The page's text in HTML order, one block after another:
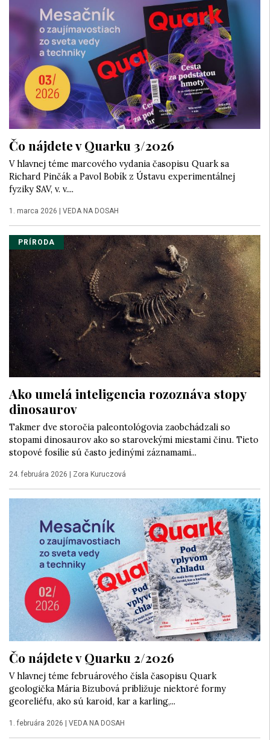
Čo nájdete v Quarku 3/2026
V hlavnej téme marcového vydania časopisu Quark sa
Richard Pinčák a Pavol Bobík z Ústavu experimentálnej
fyziky SAV, v. v....
1. marca 2026 VEDA NA DOSAH
PRÍRODA
Ako umelá inteligencia rozoznáva stopy
dinosaurov
Takmer dve storočia paleontológovia zaobchádzali so
stopami dinosaurov ako so starovekými miestami činu. Tieto
stopové fosílie sú často jedinými záznamami...
24. februára 2026 Zora Kuruczová
Čo nájdete v Quarku 2/2026
V hlavnej téme februárového čísla časopisu Quark
geologička Mária Bizubová približuje niektoré formy
georeliéfu, ako sú karoid, kar a karling,...
1. februára 2026 | VEDA NA DOSAH